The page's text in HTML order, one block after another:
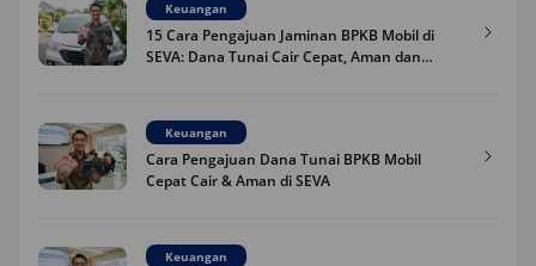
Keuangan
15 Cara Pengajuan Jaminan BPKB Mobil di
SEVA: Dana Tunai Cair Cepat, Aman dan
Keuangan
Cara Pengajuan Dana Tunai BPKB Mobil
Cepat Cair & Aman di SEVA
Keuangan